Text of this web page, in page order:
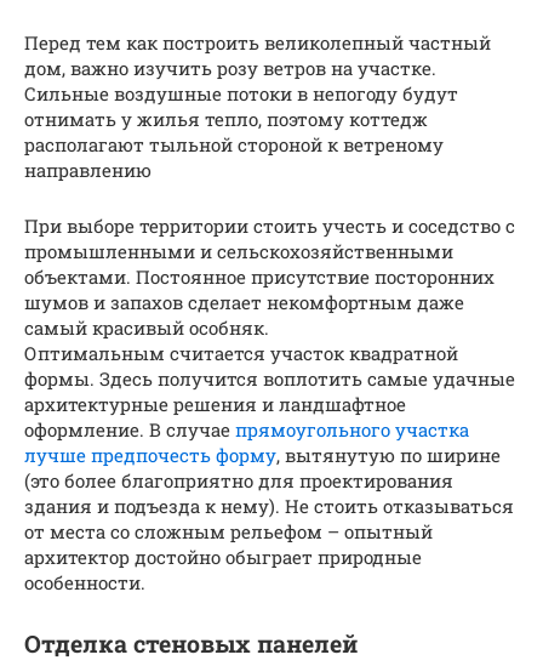
Перед тем как построить великолепный частный
дом, важно изучить розу ветров на участке.
Сильные воздушные потоки в непогоду будут
отнимать у жилья тепло, поэтому коттедж
располагают тыльной стороной к ветреному
направлению
При выборе территории стоить учесть и соседство с
промышленными и сельскохозяйственными
объектами. Постоянное присутствие посторонних
шумов и запахов сделает некомфортным даже
самый красивый особняк.
Оптимальным считается участок квадратной
формы. Здесь получится воплотить самые удачные
архитектурные решения и ландшафтное
оформление. В случае прямоугольного участка
лучше предпочесть форму, вытянутую по ширине
(это более благоприятно для проектирования
здания и подъезда к нему). Не стоить отказываться
от места со сложным рельефом – опытный
архитектор достойно обыграет природные
особенности.
Отделка стеновых панелей